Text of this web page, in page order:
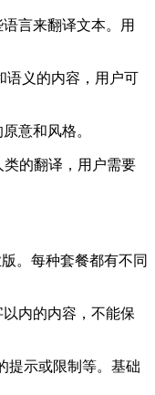
言来翻译文本。用
语义的内容，用户可
意和风格。
的翻译，用户需要
。每种套餐都有不同
内的内容，不能保
提示或限制等。基础